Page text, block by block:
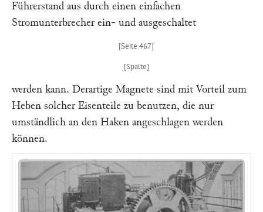
Führerstand aus durch einen einfachen
Stromunterbrecher ein- und ausgeschaltet
werden kann. Derartige Magnete sind mit Vorteil zum
Heben solcher Eisenteile zu benutzen, die nur
umständlich an den Haken angeschlagen werden
können.